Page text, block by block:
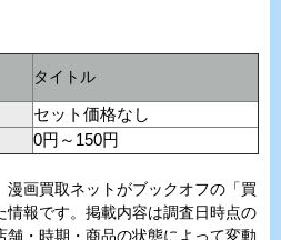
タイトル
セット価格なし
0円～150円
画買取ネットがブックオフの「買
情報です。掲載内容は調査日時点の
舗・時期・商品の状態によって変動